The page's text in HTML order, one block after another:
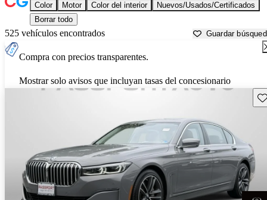
Color Motor Color del interior
Nuevos/Usados/Certificados
Borrar todo
525 vehículos encontrados Guardar
Compra con precios transparentes.
Mostrar solo avisos que incluyan tasas del concesionario